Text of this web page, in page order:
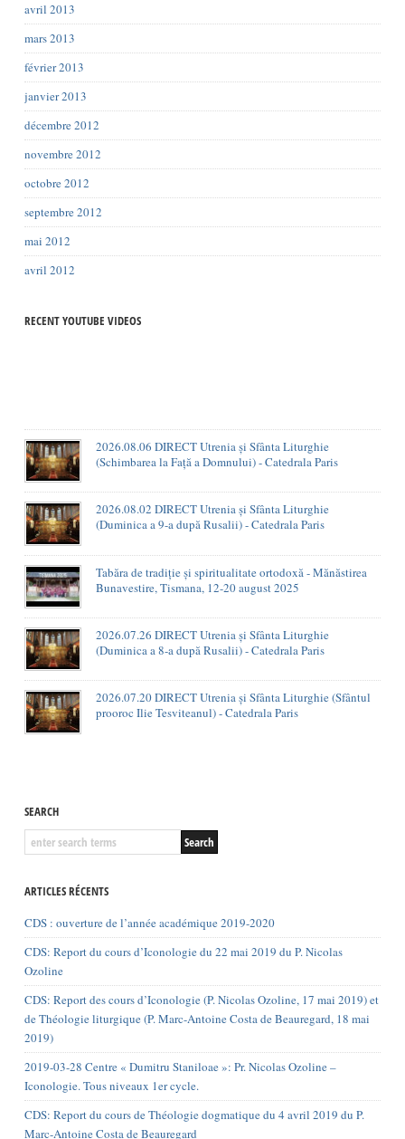
avril 2013
mars 2013
février 2013
janvier 2013
décembre 2012
novembre 2012
octobre 2012
septembre 2012
mai 2012
avril 2012
RECENT YOUTUBE VIDEOS
2026.08.06 DIRECT Utrenia și Sfânta Liturghie
(Schimbarea la Față a Domnului) - Catedrala Paris
2026.08.02 DIRECT Utrenia și Sfânta Liturghie
(Duminica a 9-a după Rusalii) - Catedrala Paris
Tabăra de tradiție și spiritualitate ortodoxă - Mănăstirea
Bunavestire, Tismana, 12-20 august 2025
2026.07.26 DIRECT Utrenia și Sfânta Liturghie
(Duminica a 8-a după Rusalii) - Catedrala Paris
2026.07.20 DIRECT Utrenia și Sfânta Liturghie (Sfântul
prooroc Ilie Tesviteanul) - Catedrala Paris
SEARCH
ARTICLES RÉCENTS
CDS : ouverture de l’année académique 2019-2020
CDS: Report du cours d’Iconologie du 22 mai 2019 du P. Nicolas
Ozoline
CDS: Report des cours d’Iconologie (P. Nicolas Ozoline, 17 mai 2019) et
de Théologie liturgique (P. Marc-Antoine Costa de Beauregard, 18 mai
2019)
2019-03-28 Centre « Dumitru Staniloae »: Pr. Nicolas Ozoline –
Iconologie. Tous niveaux 1er cycle.
CDS: Report du cours de Théologie dogmatique du 4 avril 2019 du P.
Marc-Antoine Costa de Beauregard